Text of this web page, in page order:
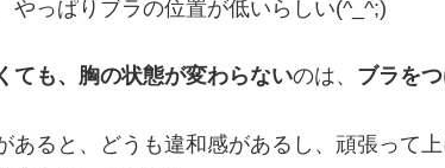
やっぱりブラの位置が低いらしい(^_^;)
ても、胸の状態が変わらないのは、 ブラを
あると、どうも違和感があるし、頑張って